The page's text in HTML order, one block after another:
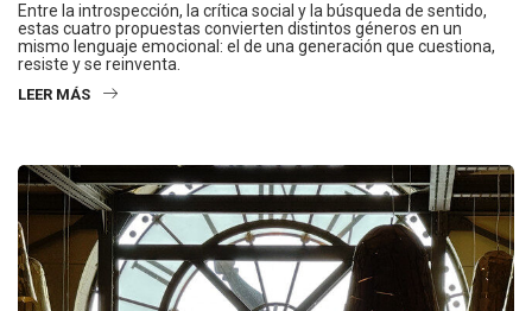
Entre la introspección, la crítica social y la búsqueda de sentido,
estas cuatro propuestas convierten distintos géneros en un
mismo lenguaje emocional: el de una generación que cuestiona,
resiste y se reinventa.
LEER MÁS